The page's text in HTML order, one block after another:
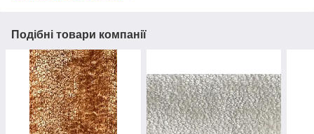
Подібні товари компанії